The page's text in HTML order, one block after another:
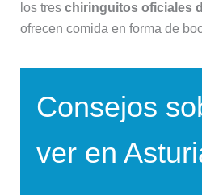
los tres chiringuitos oficiales
ofrecen comida en forma de
Consejos
ver en